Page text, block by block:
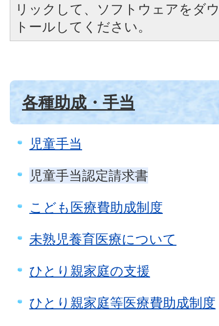
リックして、ソフトウェアをダ
トールしてください。
各種助成・手当
児童手当
児童手当認定請求書
こども医療費助成制度
未熟児養育医療について
ひとり親家庭の支援
ひとり親家庭等医療費助成制度